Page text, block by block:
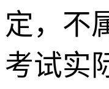
定，不
考试实